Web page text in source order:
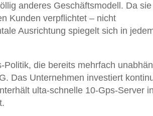
anderes Geschäftsmodell. Da
Kunden verpflichtet – nicht
Ausrichtung spiegelt sich in
die bereits mehrfach
Das Unternehmen investiert
ulta-schnelle 10-Gps-Server